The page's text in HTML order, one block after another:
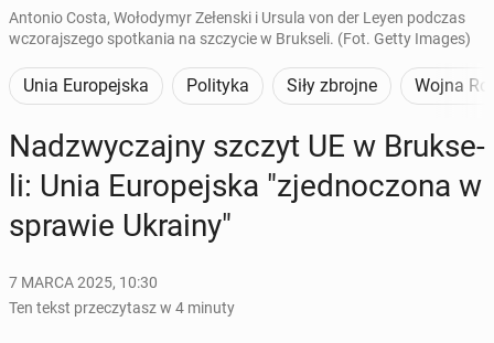
Antonio Costa, Wołodymyr Zełenski i Ursula von der Leyen podczas
wczorajszego spotkania na szczycie w Brukseli. (Fot. Getty Images)
Unia Europejska Polityka Siły zbrojne Wojna
Nad­zwy­czaj­ny szczyt UE w Bruk­se­
li: Unia Eu­ro­pej­ska "zjed­no­czo­na w
sprawie Ukrainy"
7 MARCA 2025, 10:30
Ten tekst przeczytasz w 4 minuty